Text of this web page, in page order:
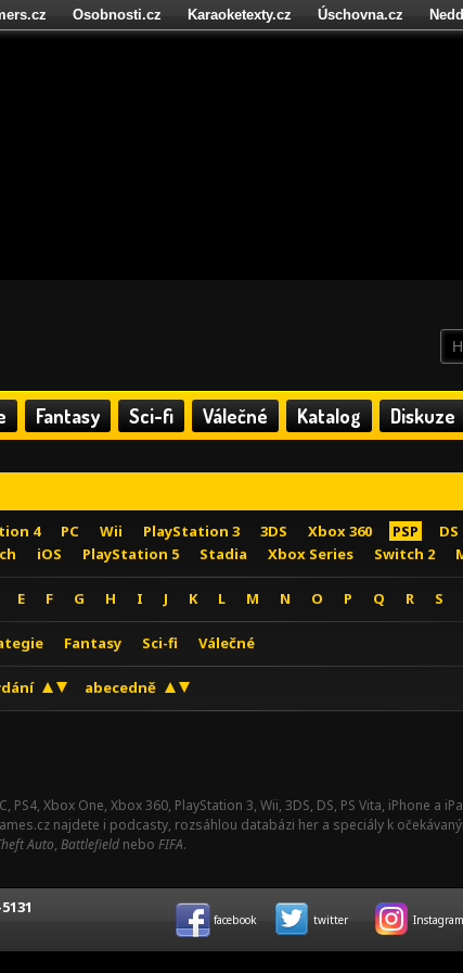
Fantasy Sci-fi Válečné Katalog Diskuze
4 PC Wii PlayStation 3 3DS Xbox 360 PSP DS
iOS PlayStation 5 Stadia Xbox Series Switch 2
E F G H I J K L M N O P Q R S
Fantasy Sci-fi Válečné
abecedně
PS4, Xbox One, Xbox 360, PlayStation 3, Wii, 3DS, DS, PS Vita, iPhone a
najdete i podcasty, rozsáhlou databázi her a speciály k
Auto, Battlefield nebo FIFA.
Osobnosti.cz Karaoketexty.cz Úschovna.cz
facebook twitter Instagram